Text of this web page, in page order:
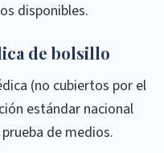
disponibles.
de bolsillo
(no cubiertos por el
estándar nacional
de medios.